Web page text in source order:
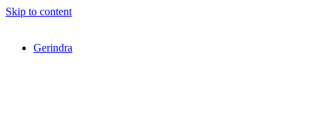
Skip to content
Gerindra